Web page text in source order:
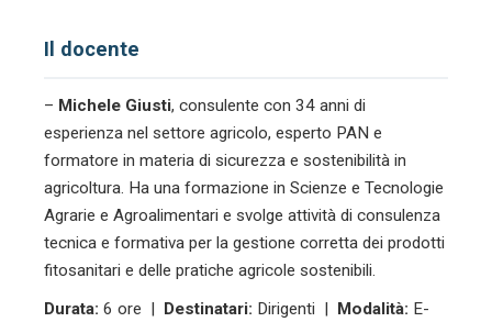
Il docente
– Michele Giusti, consulente con 34 anni di
esperienza nel settore agricolo, esperto PAN e
formatore in materia di sicurezza e sostenibilità in
agricoltura. Ha una formazione in Scienze e Tecnologie
Agrarie e Agroalimentari e svolge attività di consulenza
tecnica e formativa per la gestione corretta dei prodotti
fitosanitari e delle pratiche agricole sostenibili.
Durata: 6 ore | Destinatari: Dirigenti | Modalità: E-